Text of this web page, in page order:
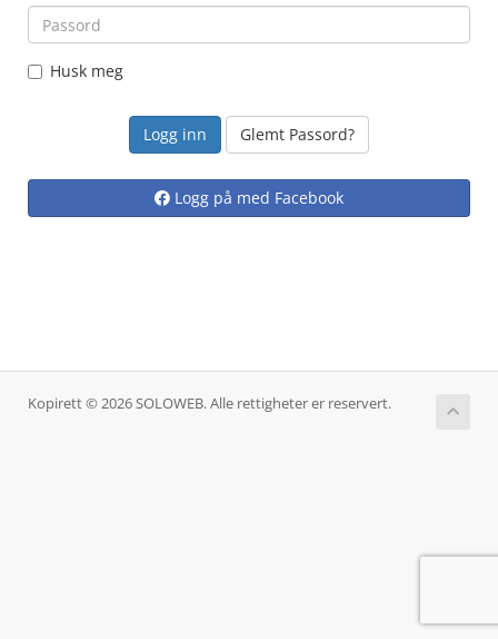
Husk meg
Glemt Passord?
Logg på med Facebook
Kopirett © 2026 SOLOWEB. Alle rettigheter er reservert.